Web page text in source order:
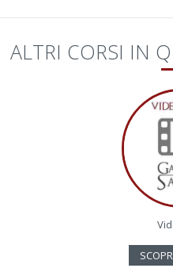
ALTRI CORSI IN